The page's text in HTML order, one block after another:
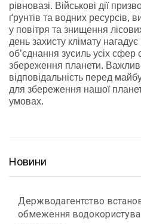
рівновазі. Військові дії
ґрунтів та водних ресурсів,
у повітря та знищення
день захисту клімату
об’єднання зусиль усіх сфер
збереження планети.
відповідальність перед
для збереження нашої
умовах.
Новини
Держводагентство
обмеження